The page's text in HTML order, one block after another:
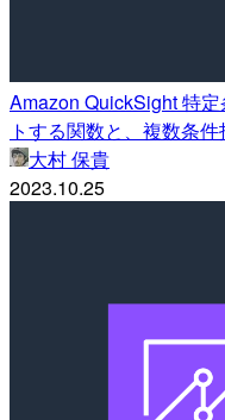
Amazon QuickSight 特
トする関数と、複数条
大村 保貴
2023.10.25